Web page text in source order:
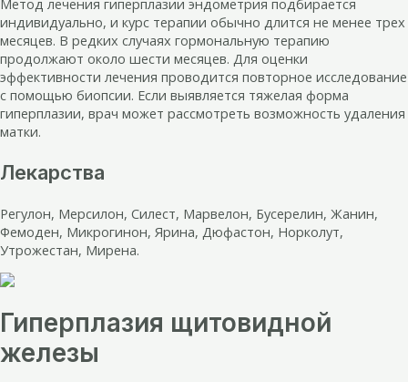
Метод лечения гиперплазии эндометрия подбирается
индивидуально, и курс терапии обычно длится не менее трех
месяцев. В редких случаях гормональную терапию
продолжают около шести месяцев. Для оценки
эффективности лечения проводится повторное исследование
с помощью биопсии. Если выявляется тяжелая форма
гиперплазии, врач может рассмотреть возможность удаления
матки.
Лекарства
Регулон, Мерсилон, Силест, Марвелон, Бусерелин, Жанин,
Фемоден, Микрогинон, Ярина, Дюфастон, Норколут,
Утрожестан, Мирена.
Гиперплазия щитовидной
железы